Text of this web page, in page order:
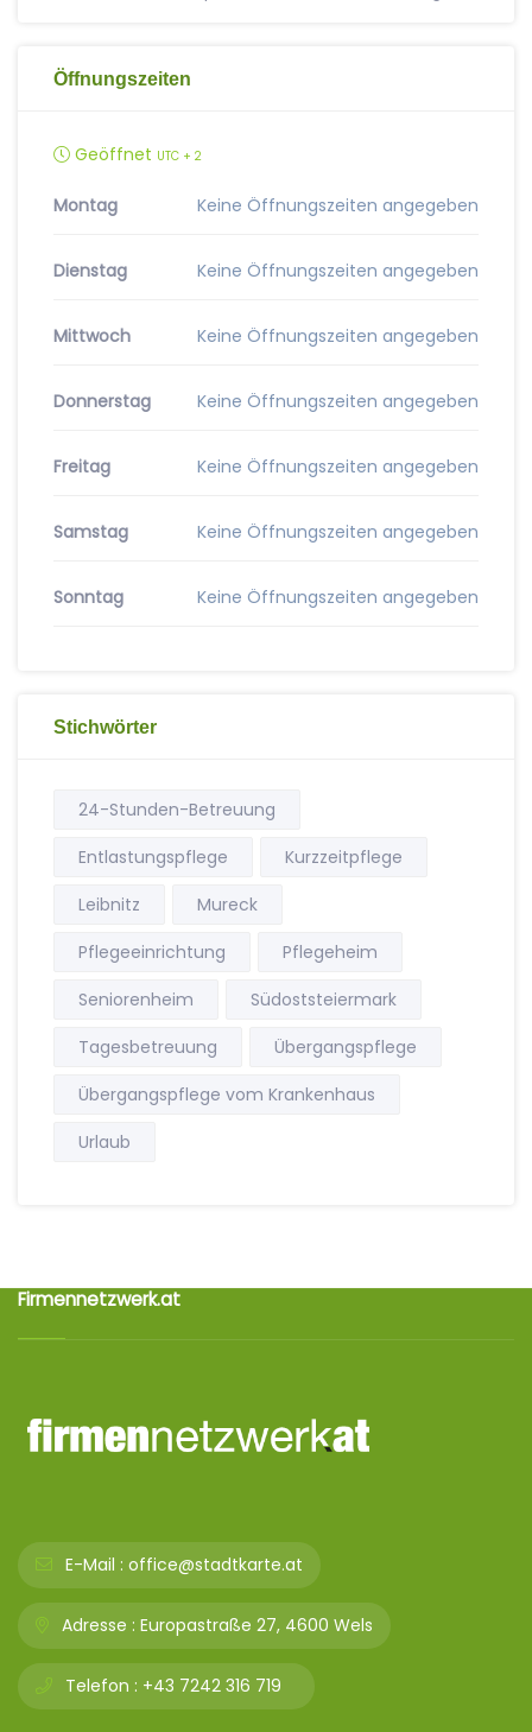
Öffnungszeiten
Geöffnet UTC + 2
Montag Keine Öffnungszeiten angegeben
Dienstag Keine Öffnungszeiten angegeben
Mittwoch Keine Öffnungszeiten angegeben
Donnerstag Keine Öffnungszeiten angegeben
Freitag Keine Öffnungszeiten angegeben
Samstag Keine Öffnungszeiten angegeben
Sonntag Keine Öffnungszeiten angegeben
Stichwörter
24-Stunden-Betreuung
Entlastungspflege
Kurzzeitpflege
Leibnitz
Mureck
Pflegeeinrichtung
Pflegeheim
Seniorenheim
Südoststeiermark
Tagesbetreuung
Übergangspflege
Übergangspflege vom Krankenhaus
Urlaub
Firmennetzwerk.at
E-Mail : office@stadtkarte.at
Adresse : Europastraße 27, 4600 Wels
Telefon : +43 7242 316 719